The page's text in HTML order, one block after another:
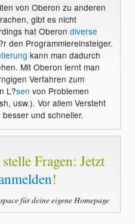
von Oberon zu anderen
gibt es nicht
hat Oberon diverse
den Programmiereinsteiger.
kann man dadurch
Mit Oberon lernt man
Verfahren zum
L?sen von Problemen
usw.). Vor allem Versteht
und schneller.
Fragen: Jetzt
!
für deine eigene Homepage